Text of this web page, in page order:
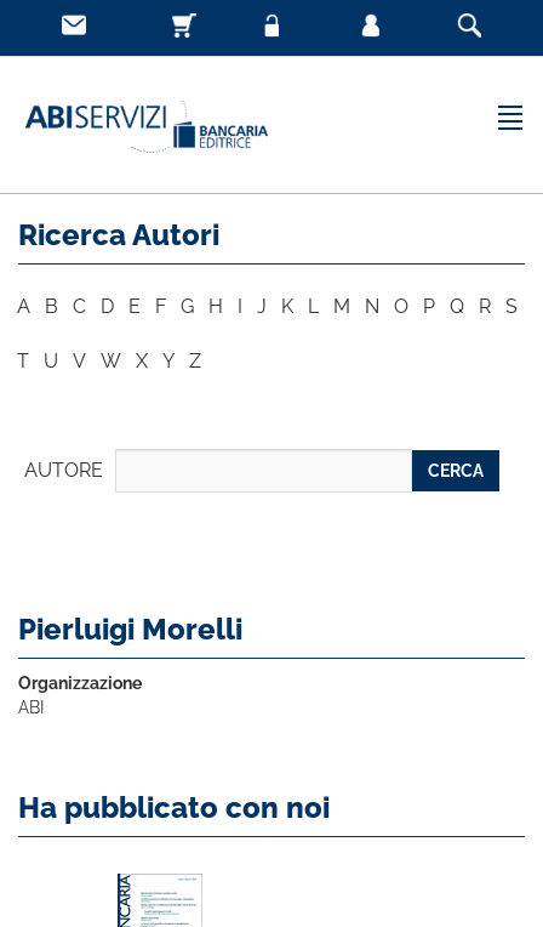
Ricerca Autori
A B C D E F G H I J K L M N O P Q R S
T U V W X Y Z
AUTORE CERCA
Pierluigi Morelli
Organizzazione
ABI
Ha pubblicato con noi